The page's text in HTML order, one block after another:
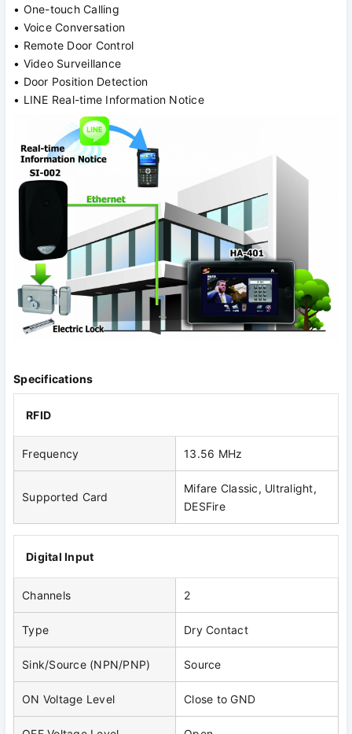
• One-touch Calling
• Voice Conversation
• Remote Door Control
• Video Surveillance
• Door Position Detection
• LINE Real-time Information Notice
Specifications
RFID
Frequency 13.56 MHz
Supported Card
Mifare Classic, Ultralight,
DESFire
Digital Input
Channels 2
Type Dry Contact
Sink/Source (NPN/PNP) Source
ON Voltage Level Close to GND